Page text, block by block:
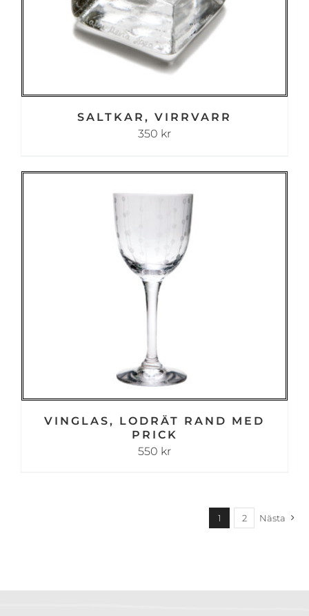
SALTKAR, VIRRVARR
350 kr
VINGLAS, LODRÄT RAND MED
PRICK
550 kr
1 2 Nästa